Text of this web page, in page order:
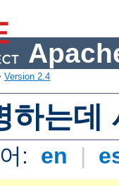
Version 2.4
하는데
: en |